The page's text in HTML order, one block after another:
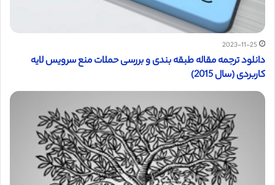
2023-11-25
دانلود ترجمه مقاله طبقه بندی و بررسی حملات منع سرویس لایه
کاربردی (سال 2015)